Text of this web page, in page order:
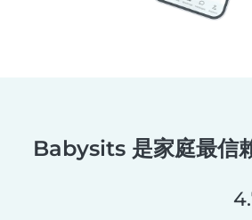
Babysits 是家庭最信